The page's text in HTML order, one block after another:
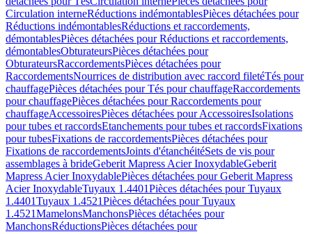
Circulation interneRéductions indémontablesPièces détachées pour
Réductions indémontablesRéductions et raccordements,
démontablesPièces détachées pour Réductions et raccordements,
démontablesObturateursPièces détachées pour
ObturateursRaccordementsPièces détachées pour
RaccordementsNourrices de distribution avec raccord filetéTés pour
chauffagePièces détachées pour Tés pour chauffageRaccordements
pour chauffagePièces détachées pour Raccordements pour
chauffageAccessoiresPièces détachées pour AccessoiresIsolations
pour tubes et raccordsEtanchements pour tubes et raccordsFixations
pour tubesFixations de raccordementsPièces détachées pour
Fixations de raccordementsJoints d'étanchéitéSets de vis pour
assemblages à brideGeberit Mapress Acier InoxydableGeberit
Mapress Acier InoxydablePièces détachées pour Geberit Mapress
Acier InoxydableTuyaux 1.4401Pièces détachées pour Tuyaux
1.4401Tuyaux 1.4521Pièces détachées pour Tuyaux
1.4521MamelonsManchonsPièces détachées pour
ManchonsRéductionsPièces détachées pour